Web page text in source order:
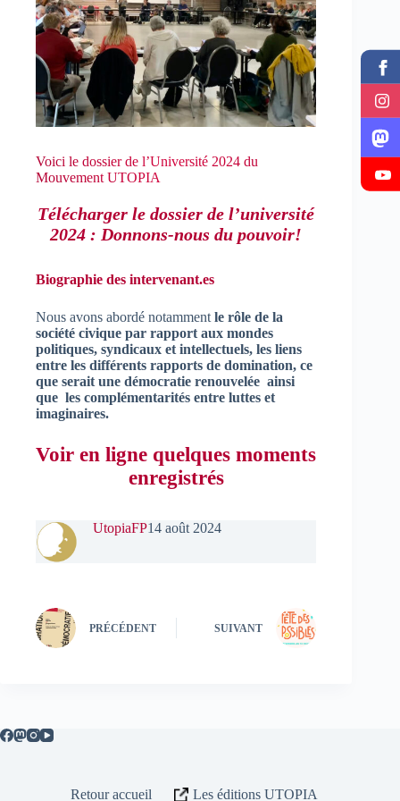
Voici le dossier de l’Université 2024 du
Mouvement UTOPIA
Télécharger le dossierde l’université
2024 : Donnons-nous du pouvoir!
Biographie des intervenant.es
Nous avons abordé notamment le rôle de la
société civique par rapport aux mondes
politiques, syndicaux et intellectuels, les liens
entre les différents rapports de domination, ce
que serait une démocratie renouvelée ainsi
que les complémentarités entre luttes et
imaginaires.
Voir en ligne quelques moments
enregistrés
UtopiaFP14 août 2024
PRÉCÉDENT SUIVANT
Retour accueil Les éditions UTOPIA